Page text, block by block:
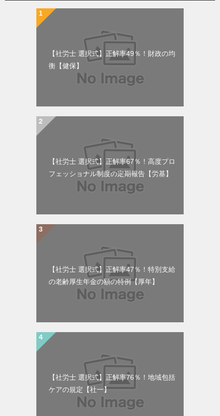
【社労士 選択式】正解率49％！財政の均
衡【健保】
【社労士 選択式】正解率67％！高度プロ
フェッショナル制度の定期報告【労基】
【社労士 選択式】正解率47％！特別支給
の老齢厚生年金の額の特例【厚年】
【社労士 選択式】正解率76％！地域包括
ケアの規定【社一】